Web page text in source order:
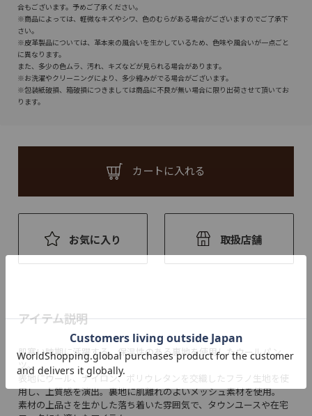
合もございます。予めご了承ください。
※商品によっては、軽微なキズやシワ、色のむらがある場合がございますのでご了承下
さい。
※皮革製品については、革本来の風合いを生かしているため、色味や風合いが一点ごと
に異なります。
また、多少の色ムラ、汚れ、キズなどが見られる場合があります。
※お洗濯やクリーニングにより、多少縮みがでる場合がございます。
※包装紙破損、箱破損につきましては商品に不良が無い場合に限り出荷させて頂いてお
ります。
カートに入れる
お気に入り 取扱店舗
アイテム説明
肌寒い時期に活躍する、保温性のある裏地を使用したウールパン
ツ。
表地にウール、ナイロン、ポリウレタンを交織したフラノ生地を使
用し、上質感を演出。裏地に肌離れのよいメッシュ素材を使用。
素材の上品さを生かした落ち着いた雰囲気で、タウンユースや在宅